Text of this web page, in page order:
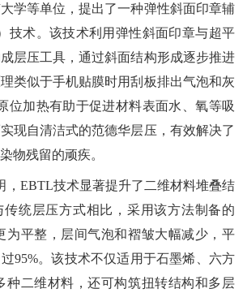
学等单位，提出了一种弹性斜面印章辅
技术。该技术利用弹性斜面印章与超平
层压工具，通过斜面结构形成逐步推进
类似于手机贴膜时用刮板排出气泡和灰
位加热有助于促进材料表面水、氧等吸
现自清洁式的范德华层压，有效解决了
物残留的顽疾。
，EBTL技术显著提升了二维材料堆叠结
统层压方式相比，采用该方法制备的
为平整，层间气泡和褶皱大幅减少，平
95%。该技术不仅适用于石墨烯、六方
种二维材料，还可构筑扭转结构和多层